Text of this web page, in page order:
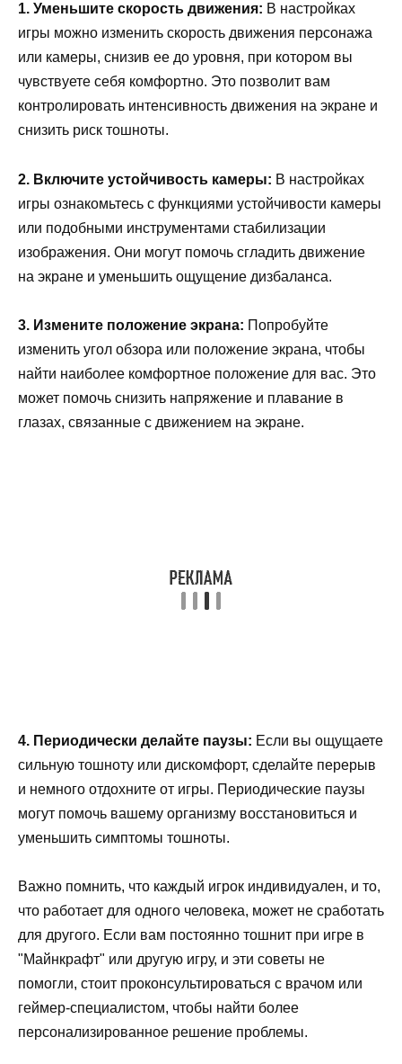
1. Уменьшите скорость движения: В настройках
игры можно изменить скорость движения персонажа
или камеры, снизив ее до уровня, при котором вы
чувствуете себя комфортно. Это позволит вам
контролировать интенсивность движения на экране и
снизить риск тошноты.
2. Включите устойчивость камеры: В настройках
игры ознакомьтесь с функциями устойчивости камеры
или подобными инструментами стабилизации
изображения. Они могут помочь сгладить движение
на экране и уменьшить ощущение дизбаланса.
3. Измените положение экрана: Попробуйте
изменить угол обзора или положение экрана, чтобы
найти наиболее комфортное положение для вас. Это
может помочь снизить напряжение и плавание в
глазах, связанные с движением на экране.
4. Периодически делайте паузы: Если вы ощущаете
сильную тошноту или дискомфорт, сделайте перерыв
и немного отдохните от игры. Периодические паузы
могут помочь вашему организму восстановиться и
уменьшить симптомы тошноты.
Важно помнить, что каждый игрок индивидуален, и то,
что работает для одного человека, может не сработать
для другого. Если вам постоянно тошнит при игре в
"Майнкрафт" или другую игру, и эти советы не
помогли, стоит проконсультироваться с врачом или
геймер-специалистом, чтобы найти более
персонализированное решение проблемы.